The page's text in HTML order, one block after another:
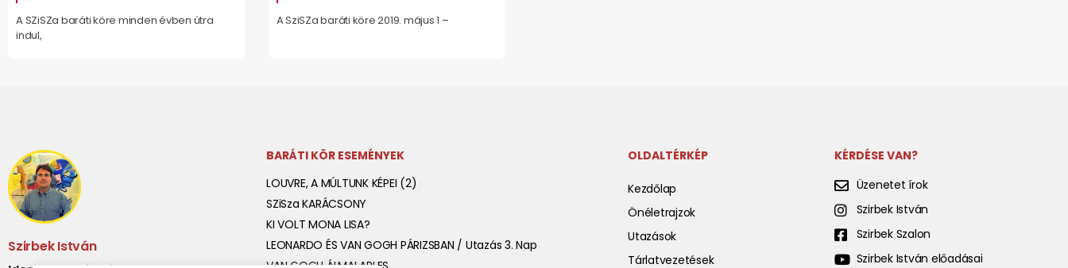
A SZiSZa baráti köre minden évben útra
indul,
A SziSZa baráti köre 2019. május 1 –
Szirbek István
BARÁTI KÖR ESEMÉNYEK
LOUVRE, A MÚLTUNK KÉPEI (2)
SZiSza KARÁCSONY
KI VOLT MONA LISA?
LEONARDO ÉS VAN GOGH PÁRIZSBAN / Utazás 3. Nap
OLDALTÉRKÉP
Kezdőlap
Önéletrajzok
Utazások
Tárlatvezetések
KÉRDÉSE VAN?
Üzenetet írok
Szirbek István
Szirbek Szalon
Szirbek István előadásai